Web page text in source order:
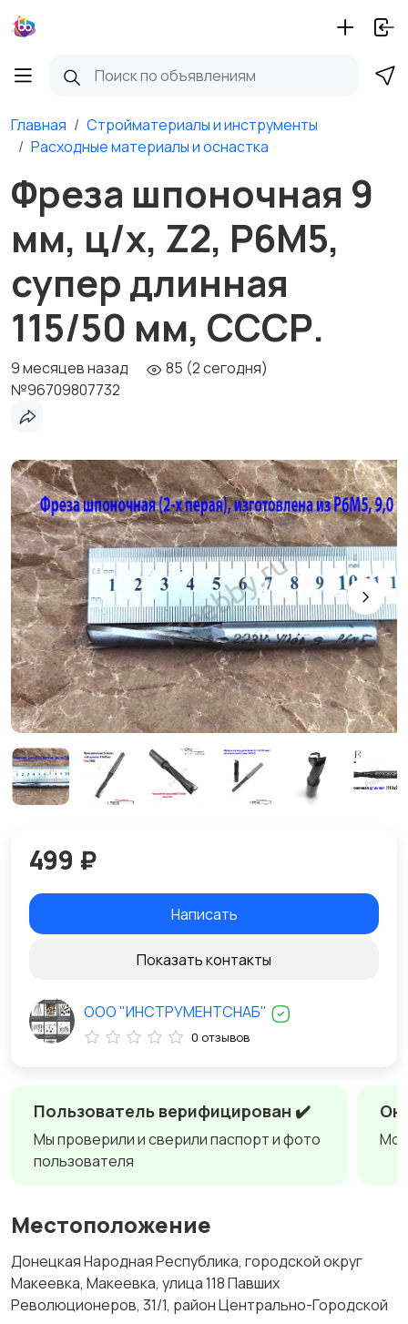
Главная
Стройматериалы и инструменты
Расходные материалы и оснастка
Фреза шпоночная 9
мм, ц/х, Z2, Р6М5,
супер длинная
115/50 мм, СССР.
9 месяцев назад
85 (2 сегодня)
№96709807732
Пользователь верифицирован ✔️
Мы проверили и сверили паспорт и фото
пользователя
Местоположение
Донецкая Народная Республика, городской округ
Макеевка, Макеевка, улица 118 Павших
Революционеров, 31/1, район Центрально-Городской
499 ₽
Написать
Показать контакты
ООО "ИНСТРУМЕНТСНАБ"
0 отзывов